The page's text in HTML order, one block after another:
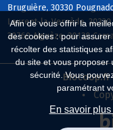
Afin de vous offrir la
des cookies : pour
récolter des statistiques
du site et vous proposer
sécurité. Vous
paramétrant
En savoir
Bruguière, 30330
Laurent-la-Vernède,
30760 Aiguèze, 30130
Biocoop.fr